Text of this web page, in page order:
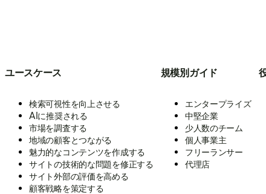
ユースケース
検索可視性を向上させる
AIに推奨される
市場を調査する
地域の顧客とつながる
魅力的なコンテンツを作成する
サイトの技術的な問題を修正する
サイト外部の評価を高める
顧客戦略を策定する
規模別ガイド
エンタープライズ
中堅企業
少人数のチーム
個人事業主
フリーランサー
代理店